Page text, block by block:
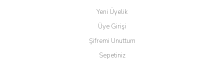
Yeni Üyelik
Üye Girişi
Şifremi Unuttum
Sepetiniz